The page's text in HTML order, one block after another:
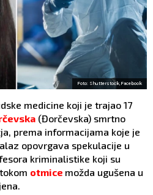
Foto: Shutterstock,Facebook
medicine koji je trajao 17
(Đorčevska) smrtno
prema informacijama koje je
opovrgava spekulacije u
kriminalistike koji su
otmice možda ugušena u